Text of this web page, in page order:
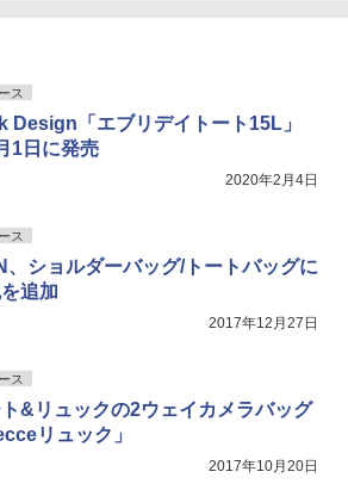
ス
Design「エブリデイトート15L」
1日に発売
2020年2月4日
ス
、ショルダーバッグ/トートバッグに
追加
2017年12月27日
ス
ト&リュックの2ウェイカメラバッグ
リュック」
2017年10月20日